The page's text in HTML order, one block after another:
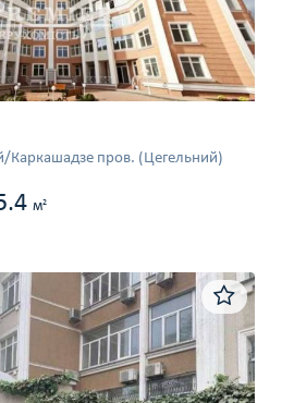
пров. (Цегельний)
м2